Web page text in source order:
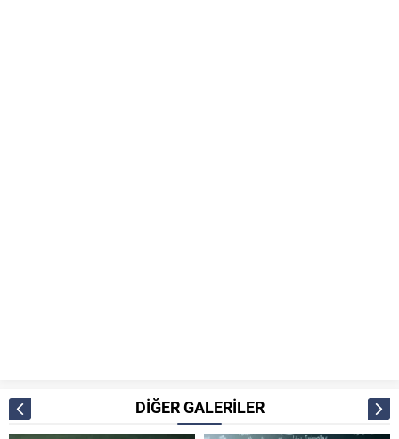
DİĞER GALERİLER